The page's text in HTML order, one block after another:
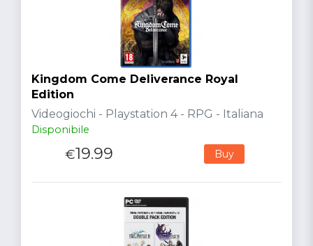
Kingdom Come Deliverance Royal
Edition
Videogiochi - Playstation 4 - RPG - Italiana
Disponibile
€19.99 Buy